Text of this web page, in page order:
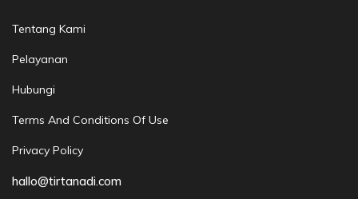
Tentang Kami
Pelayanan
Hubungi
Terms And Conditions Of Use
Privacy Policy
hallo@tirtanadi.com